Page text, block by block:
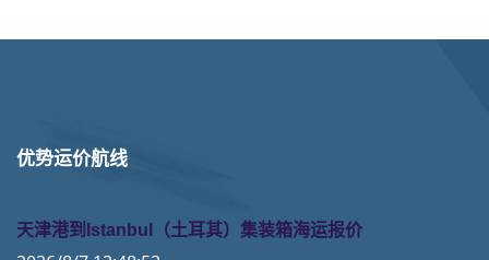
优势运价航线
天津港到Istanbul（土耳其）集装箱海运报价